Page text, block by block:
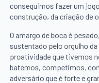
conseguimos fazer um
construção, da criação de
O amargo de boca é
sustentado pelo orgulho
proatividade que tivemos
batemos, competimos,
adversário que é forte e